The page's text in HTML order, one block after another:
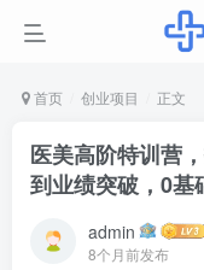
首页 创业项目 正文
医美高阶特训营
到业绩突破，0基
admin
8个月前发布